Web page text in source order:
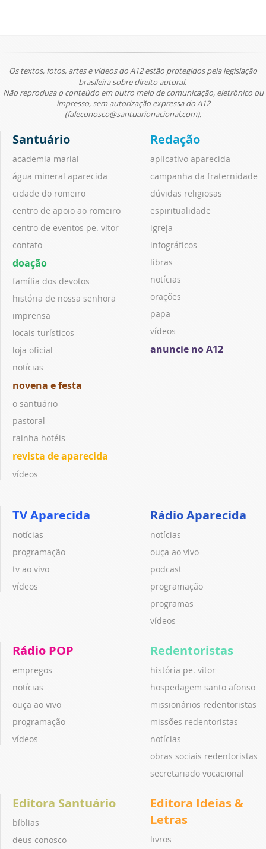
Os textos, fotos, artes e vídeos do A12 estão protegidos pela legislação
brasileira sobre direito autoral.
Não reproduza o conteúdo em outro meio de comunicação, eletrônico ou
impresso, sem autorização expressa do A12
(faleconosco@santuarionacional.com).
Santuário
academia marial
água mineral aparecida
cidade do romeiro
centro de apoio ao romeiro
centro de eventos pe. vitor
contato
doação
família dos devotos
história de nossa senhora
imprensa
locais turísticos
loja oficial
notícias
novena e festa
o santuário
pastoral
rainha hotéis
revista de aparecida
vídeos
Redação
aplicativo aparecida
campanha da fraternidade
dúvidas religiosas
espiritualidade
igreja
infográficos
libras
notícias
orações
papa
vídeos
anuncie no A12
TV Aparecida
notícias
programação
tv ao vivo
vídeos
Rádio Aparecida
notícias
ouça ao vivo
podcast
programação
programas
vídeos
Rádio POP
empregos
notícias
ouça ao vivo
programação
vídeos
Redentoristas
história pe. vitor
hospedagem santo afonso
missionários redentoristas
missões redentoristas
notícias
obras sociais redentoristas
secretariado vocacional
Editora Santuário
bíblias
deus conosco
Editora Ideias &
Letras
livros